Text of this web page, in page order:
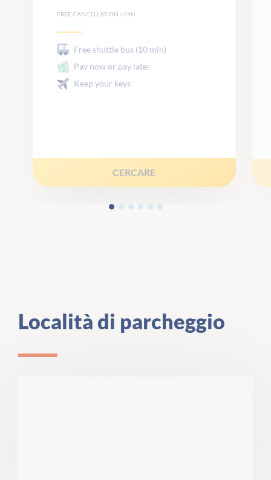
FREE CANCELLATION >24H
Free shuttle bus (10 min)
Pay now or pay later
Keep your keys
CERCARE
Località di parcheggio